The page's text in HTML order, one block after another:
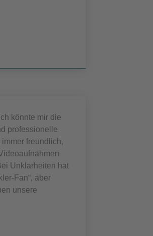
könnte mir die
professionelle
freundlich,
Unklarheiten hat
Fan“, aber
unsere